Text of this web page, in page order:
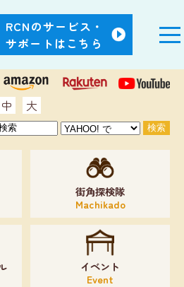
RCNのサービス・
サポートはこちら
中 大
街角探検隊
Machikado
イベント
Event